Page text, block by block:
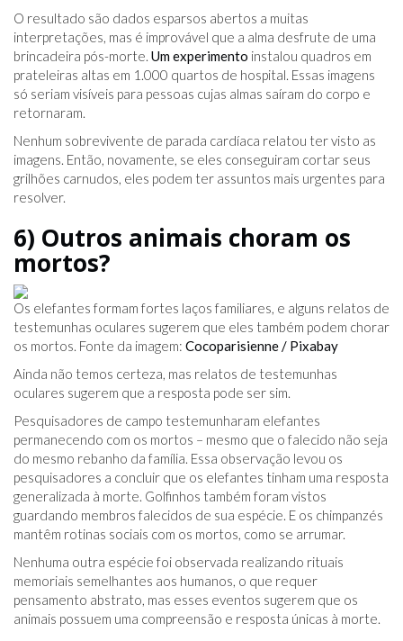
O resultado são dados esparsos abertos a muitas
interpretações, mas é improvável que a alma desfrute de uma
brincadeira pós-morte. Um experimento instalou quadros em
prateleiras altas em 1.000 quartos de hospital. Essas imagens
só seriam visíveis para pessoas cujas almas saíram do corpo e
retornaram.
Nenhum sobrevivente de parada cardíaca relatou ter visto as
imagens. Então, novamente, se eles conseguiram cortar seus
grilhões carnudos, eles podem ter assuntos mais urgentes para
resolver.
6) Outros animais choram os
mortos?
Os elefantes formam fortes laços familiares, e alguns relatos de
testemunhas oculares sugerem que eles também podem chorar
os mortos. Fonte da imagem: Cocoparisienne / Pixabay
Ainda não temos certeza, mas relatos de testemunhas
oculares sugerem que a resposta pode ser sim.
Pesquisadores de campo testemunharam elefantes
permanecendo com os mortos – mesmo que o falecido não seja
do mesmo rebanho da família. Essa observação levou os
pesquisadores a concluir que os elefantes tinham uma resposta
generalizada à morte. Golfinhos também foram vistos
guardando membros falecidos de sua espécie. E os chimpanzés
mantêm rotinas sociais com os mortos, como se arrumar.
Nenhuma outra espécie foi observada realizando rituais
memoriais semelhantes aos humanos, o que requer
pensamento abstrato, mas esses eventos sugerem que os
animais possuem uma compreensão e resposta únicas à morte.